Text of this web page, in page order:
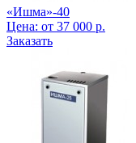
«Ишма»-40
Цена: от 37 000 р.
Заказать